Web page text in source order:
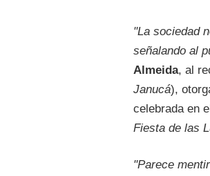
"La sociedad
señalando al
Almeida, al
Janucá),
celebrada en
Fiesta de las
"Parece